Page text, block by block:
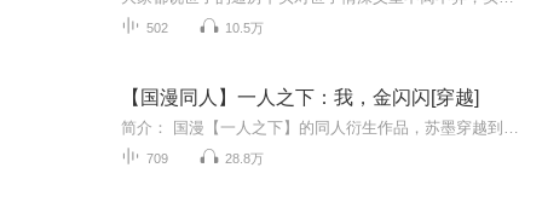
502 10.5万
【国漫同人】一人之下：我，金闪闪[穿越]
709 28.8万